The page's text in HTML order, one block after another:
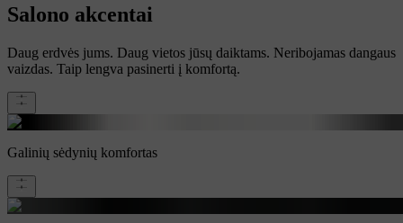
Salono akcentai
Daug erdvės jums. Daug vietos jūsų daiktams. Neribojamas dangaus
vaizdas. Taip lengva pasinerti į komfortą.
Galinių sėdynių komfortas